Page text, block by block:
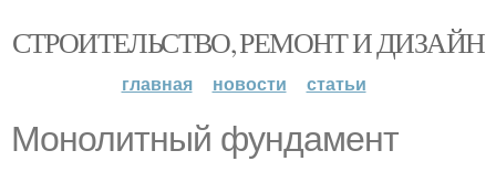
СТРОИТЕЛЬСТВО, РЕМОНТ И ДИЗАЙН
главная новости статьи
Монолитный фундамент